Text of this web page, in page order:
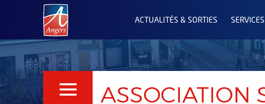
Angers.fr : Retour à l'accueil
ACTUALITÉS & SORTIES
OUVRIR LE MENU
ASSOCIATION